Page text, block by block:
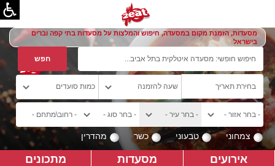
מסעדות, הזמנת מקום במסעדה, חיפוש והמלצות על מסעדות בתי קפה וברים
בישראל
צמחוני טבעוני כשר מהדרין
אירועים מסעדות מתכונים